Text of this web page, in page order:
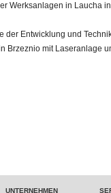
Werksanlagen in Laucha
der Entwicklung und
Brzeznio mit Laseranlage
UNTERNEHMEN